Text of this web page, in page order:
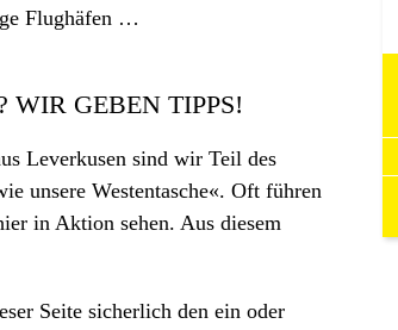
Flughäfen …
GEBEN TIPPS!
Leverkusen sind wir Teil des
unsere Westentasche«. Oft führen
in Aktion sehen. Aus diesem
Seite sicherlich den ein oder